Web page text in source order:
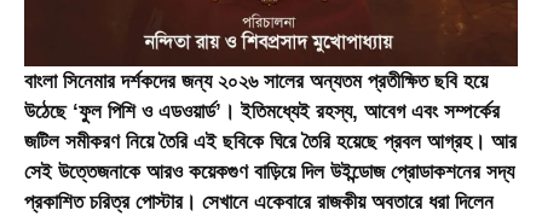
বাংলা সিনেমার দর্শকদের জন্য ২০২৬ সালের অন্যতম প্রতীক্ষিত ছবি হয়ে
উঠেছে ‘ফুল পিশি ও এডওয়ার্ড’। ইতিমধ্যেই রহস্য, আবেগ এবং সম্পর্কের
জটিল সমীকরণ নিয়ে তৈরি এই ছবিকে ঘিরে তৈরি হয়েছে প্রবল আগ্রহ। আর
সেই উত্তেজনাকে আরও কয়েকগুণ বাড়িয়ে দিল উইন্ডোজ প্রোডাকশনের সদ্য
প্রকাশিত চরিত্র পোস্টার। সেখানে একেবারে রাজকীয় অবতারে ধরা দিলেন